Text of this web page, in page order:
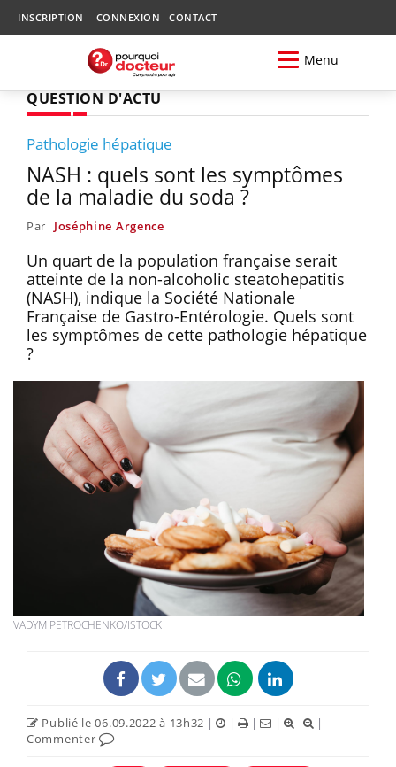
INSCRIPTION CONNEXION CONTACT
Menu
QUESTION D'ACTU
Pathologie hépatique
NASH : quels sont les symptômes
de la maladie du soda ?
Par Joséphine Argence
Un quart de la population française serait
atteinte de la non-alcoholic steatohepatitis
(NASH), indique la Société Nationale
Française de Gastro-Entérologie. Quels sont
les symptômes de cette pathologie hépatique
?
VADYM PETROCHENKO/ISTOCK
Publié le 06.09.2022 à 13h32 | | | |
|
Commenter